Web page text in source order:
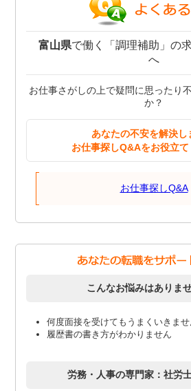
富山県で働く「調理補助」の
へ
お仕事さがしの上で疑問に思ったり
か？
あなたの不安を解決し
お仕事探しQ&Aをお役立て
お仕事探しQ&A
こんなお悩みはありま
何度面接を受けてもうまくいきませ
履歴書の書き方がわかりません
労務・人事の専門家：社労